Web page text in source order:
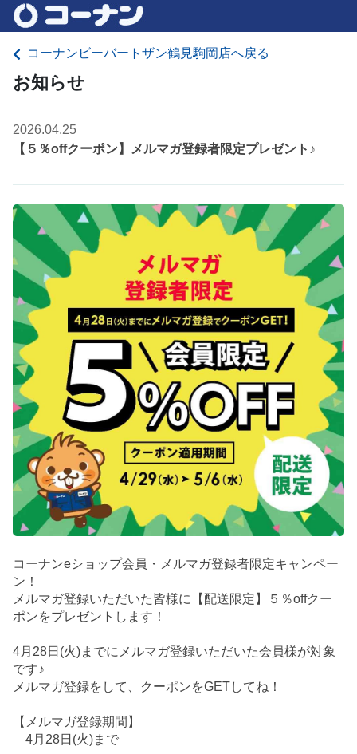
コーナンビーバートザン鶴見駒岡店へ戻る
お知らせ
2026.04.25
【５％offクーポン】メルマガ登録者限定プレゼント♪
コーナンeショップ会員・メルマガ登録者限定キャンペー
ン！
メルマガ登録いただいた皆様に【配送限定】５％offクー
ポンをプレゼントします！
4月28日(火)までにメルマガ登録いただいた会員様が対象
です♪
メルマガ登録をして、クーポンをGETしてね！
【メルマガ登録期間】
4月28日(火)まで